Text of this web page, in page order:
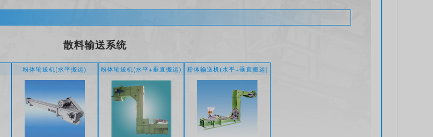
散料输送系统
粉体输送机(水平搬运) 粉体输送机(水平+垂直搬运) 粉体输送机(水平+垂直搬运)